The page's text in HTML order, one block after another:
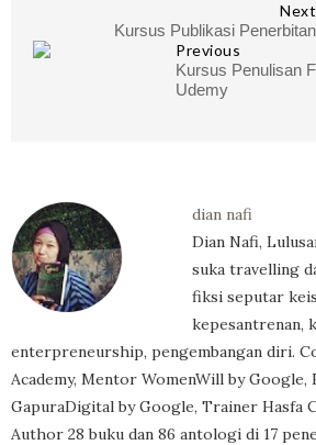
Next
Kursus Publikasi Penerbitan
Previous
Kursus Penulisan
Udemy
dian nafi
Dian Nafi,
suka travelling
fiksi seputar
kepesantrenan,
enterpreneurship, pengembangan diri.
Academy, Mentor WomenWill by
GapuraDigital by Google, Trainer Hasfa
Author 28 buku dan 86 antologi di 17